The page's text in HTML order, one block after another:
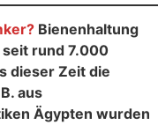
Bienenhaltung
rund 7.000
dieser Zeit die
aus
Ägypten wurden